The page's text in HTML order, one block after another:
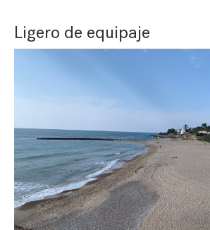
Ligero de equipaje